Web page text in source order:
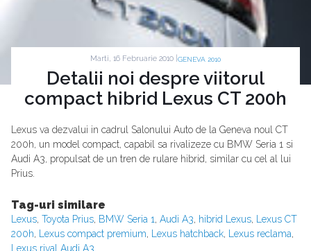
Marti, 16 Februarie 2010 | GENEVA 2010
Detalii noi despre viitorul
compact hibrid Lexus CT 200h
Lexus va dezvalui in cadrul Salonului Auto de la Geneva noul CT
200h, un model compact, capabil sa rivalizeze cu BMW Seria 1 si
Audi A3, propulsat de un tren de rulare hibrid, similar cu cel al lui
Prius.
Tag-uri similare
Lexus, Toyota Prius, BMW Seria 1, Audi A3, hibrid Lexus, Lexus CT
200h, Lexus compact premium, Lexus hatchback, Lexus reclama,
Lexus rival Audi A3